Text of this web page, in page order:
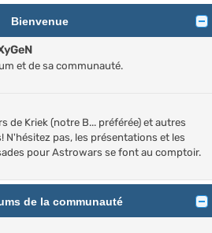
c
h
Bienvenue
et de sa communauté.
de Kriek (notre B... préférée) et autres
N'hésitez pas, les présentations et les
pour Astrowars se font au comptoir.
de la communauté